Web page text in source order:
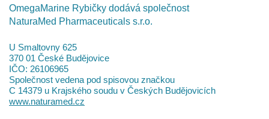
OmegaMarine Rybičky dodává společnost
NaturaMed Pharmaceuticals s.r.o.
U Smaltovny 625
370 01 České Budějovice
IČO: 26106965
Společnost vedena pod spisovou značkou
C 14379 u Krajského soudu v Českých Budějovicích
www.naturamed.cz